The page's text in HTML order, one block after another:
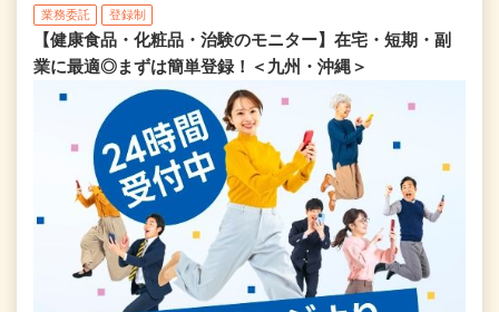
業務委託 登録制
【健康食品・化粧品・治験のモニター】在宅・短期・副
業に最適◎まずは簡単登録！＜九州・沖縄＞